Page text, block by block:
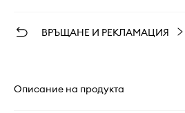
ВРЪЩАНЕ И РЕКЛАМАЦИЯ
Описание на продукта